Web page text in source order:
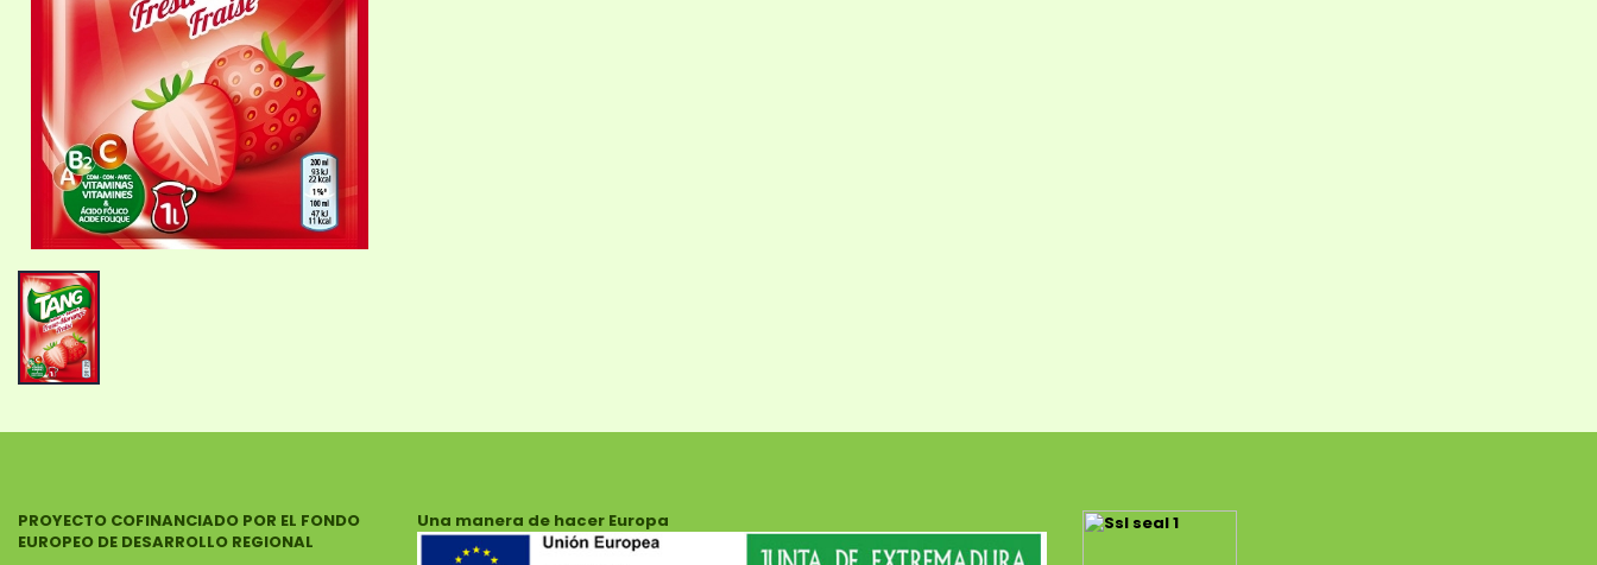
PROYECTO COFINANCIADO POR EL FONDO
EUROPEO DE DESARROLLO REGIONAL
Una manera de hacer Europa